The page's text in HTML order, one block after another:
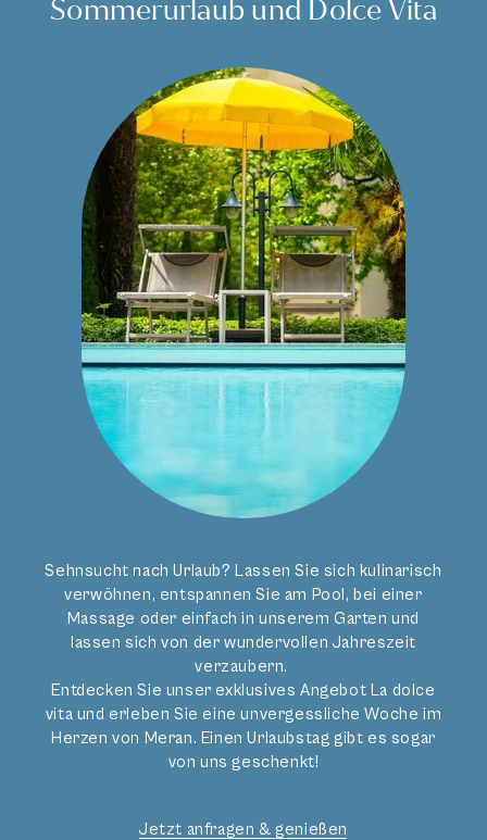
Sommerurlaub und Dolce Vita
Sehnsucht nach Urlaub? Lassen Sie sich kulinarisch
verwöhnen, entspannen Sie am Pool, bei einer
Massage oder einfach in unserem Garten und
lassen sich von der wundervollen Jahreszeit
verzaubern.
Entdecken Sie unser exklusives Angebot La dolce
vita und erleben Sie eine unvergessliche Woche im
Herzen von Meran. Einen Urlaubstag gibt es sogar
von uns geschenkt!
Jetzt anfragen & genießen
Entspannt in Meran,
WOHL
BEFINDEN